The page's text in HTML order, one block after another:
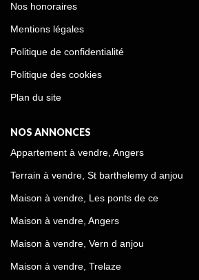
Nos honoraires
Mentions légales
Politique de confidentialité
Politique des cookies
Plan du site
NOS ANNONCES
Appartement à vendre, Angers
Terrain à vendre, St barthelemy d anjou
Maison à vendre, Les ponts de ce
Maison à vendre, Angers
Maison à vendre, Vern d anjou
Maison à vendre, Trelaze